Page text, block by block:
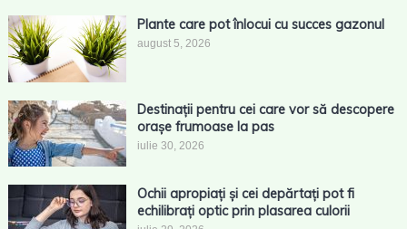
Plante care pot înlocui cu succes gazonul
august 5, 2026
Destinații pentru cei care vor să descopere
orașe frumoase la pas
iulie 30, 2026
Ochii apropiați și cei depărtați pot fi
echilibrați optic prin plasarea culorii